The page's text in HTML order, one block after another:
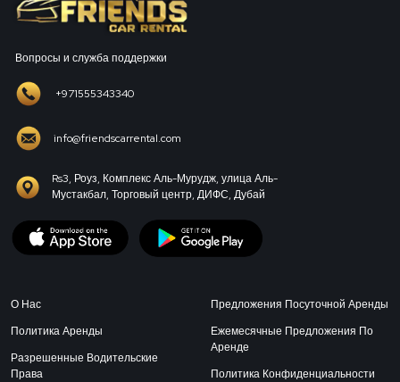
Вопросы и служба поддержки
+971555343340
info@friendscarrental.com
Rs3, Роуз, Комплекс Аль-Мурудж, улица Аль-
Мустакбал, Торговый центр, ДИФС, Дубай
О Нас
Политика Аренды
Разрешенные Водительские
Права
Предложения Посуточной Аренды
Ежемесячные Предложения По
Аренде
Политика Конфиденциальности